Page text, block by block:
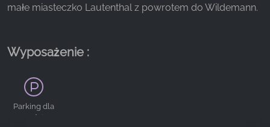
małe miasteczko Lautenthal z powrotem do Wildemann.
Wyposażenie :
Parking dla
gości
Purpose:
24 godziny - 2 lata